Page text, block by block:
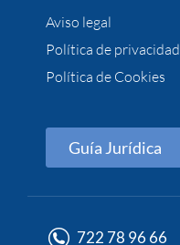
Aviso legal
Política de privacidad
Política de Cookies
Guía Jurídica
722 78 96 66